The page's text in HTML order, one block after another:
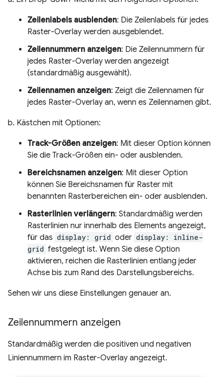
Zeilenlabels ausblenden: Die Zeilenlabels für jedes
Raster-Overlay werden ausgeblendet.
Zeilennummern anzeigen: Die Zeilennummern für
jedes Raster-Overlay werden angezeigt
(standardmäßig ausgewählt).
Zeilennamen anzeigen: Zeigt die Zeilennamen für
jedes Raster-Overlay an, wenn es Zeilennamen gibt.
b. Kästchen mit Optionen:
Track-Größen anzeigen: Mit dieser Option können
Sie die Track-Größen ein- oder ausblenden.
Bereichsnamen anzeigen: Mit dieser Option
können Sie Bereichsnamen für Raster mit
benannten Rasterbereichen ein- oder ausblenden.
Rasterlinien verlängern: Standardmäßig werden
Rasterlinien nur innerhalb des Elements angezeigt,
für das display: grid oder display: inline-
grid festgelegt ist. Wenn Sie diese Option
aktivieren, reichen die Rasterlinien entlang jeder
Achse bis zum Rand des Darstellungsbereichs.
Sehen wir uns diese Einstellungen genauer an.
Zeilennummern anzeigen
Standardmäßig werden die positiven und negativen
Liniennummern im Raster-Overlay angezeigt.